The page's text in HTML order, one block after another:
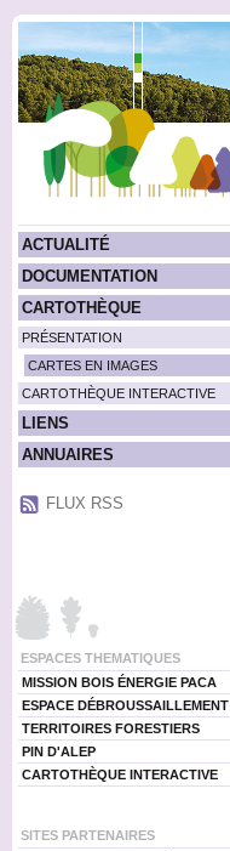
ACTUALITÉ
DOCUMENTATION
CARTOTHÈQUE
PRÉSENTATION
CARTES EN IMAGES
CARTOTHÈQUE INTERACTIVE
LIENS
ANNUAIRES
FLUX RSS
ESPACES THEMATIQUES
MISSION BOIS ÉNERGIE PACA
ESPACE DÉBROUSSAILLEMENT
TERRITOIRES FORESTIERS
PIN D'ALEP
CARTOTHÈQUE INTERACTIVE
SITES PARTENAIRES